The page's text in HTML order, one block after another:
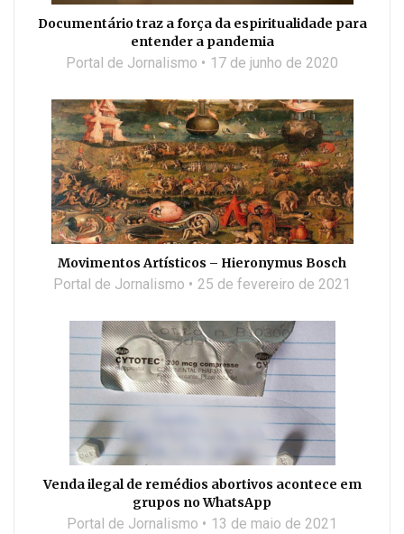
Documentário traz a força da espiritualidade para
entender a pandemia
Portal de Jornalismo 17 de junho de 2020
Movimentos Artísticos – Hieronymus Bosch
Portal de Jornalismo 25 de fevereiro de 2021
Venda ilegal de remédios abortivos acontece em
grupos no WhatsApp
Portal de Jornalismo 13 de maio de 2021